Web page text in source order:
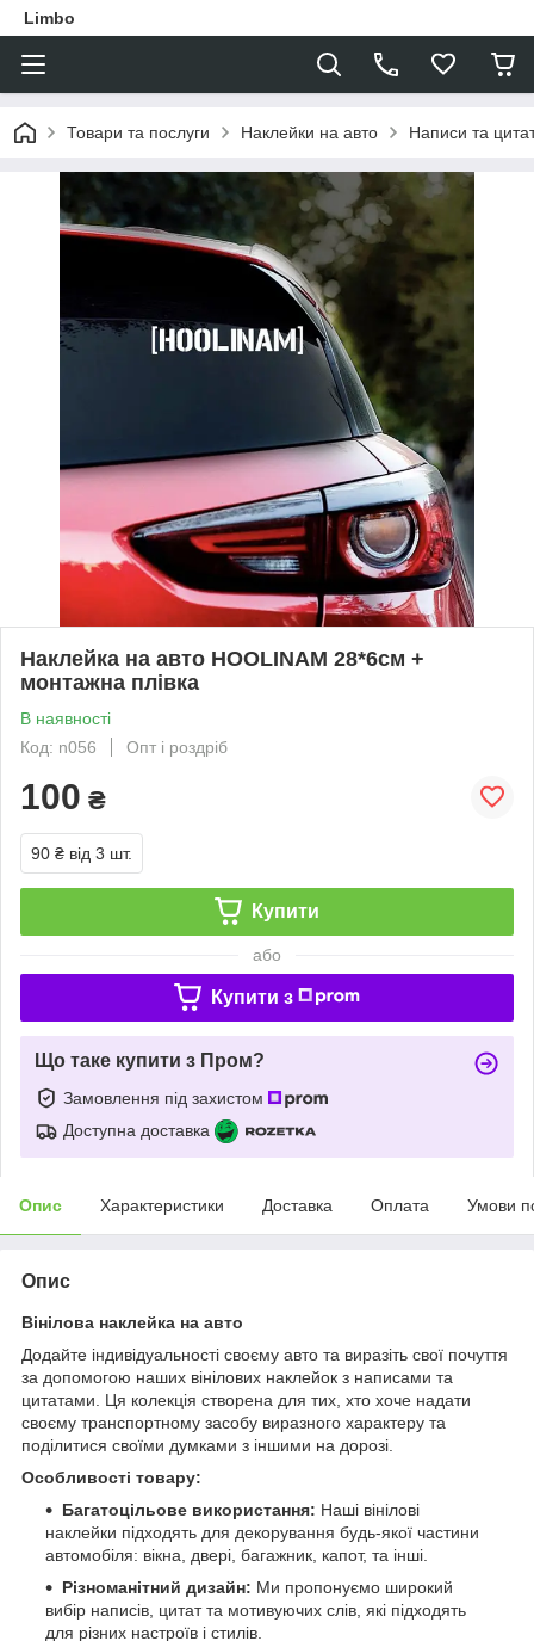
Limbo
Товари та послуги Наклейки на авто Написи та
Наклейка на авто HOOLINAM 28*6см +
монтажна плівка
В наявності
Код: n056
Опт і роздріб
100 ₴
90 ₴ від 3 шт.
Купити
або
Купити з
Що таке купити з Пром?
Замовлення під захистом
Доступна доставка
Опис Характеристики Доставка Оплата Умови
Опис
Вінілова наклейка на авто
Додайте індивідуальності своєму авто та виразіть свої почуття
за допомогою наших вінілових наклейок з написами та
цитатами. Ця колекція створена для тих, хто хоче надати
своєму транспортному засобу виразного характеру та
поділитися своїми думками з іншими на дорозі.
Особливості товару:
Багатоцільове використання: Наші вінілові
наклейки підходять для декорування будь-якої частини
автомобіля: вікна, двері, багажник, капот, та інші.
Різноманітний дизайн: Ми пропонуємо широкий
вибір написів, цитат та мотивуючих слів, які підходять
для різних настроїв і стилів.